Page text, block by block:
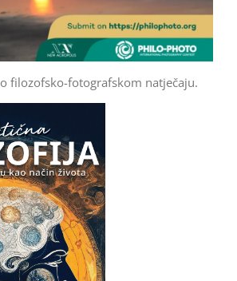
o filozofsko-fotografskom natječaju.